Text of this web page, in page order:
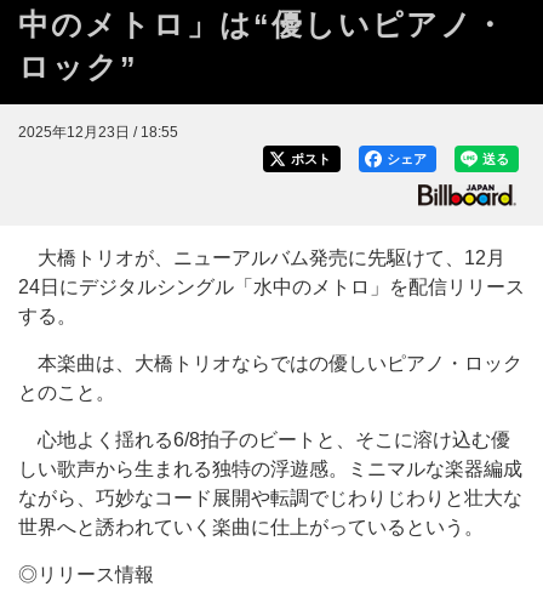
中のメトロ」は“優しいピアノ・
ロック”
2025年12月23日 / 18:55
送る
シェア
ポスト
大橋トリオが、ニューアルバム発売に先駆けて、12月
24日にデジタルシングル「水中のメトロ」を配信リリース
する。
本楽曲は、大橋トリオならではの優しいピアノ・ロック
とのこと。
心地よく揺れる6/8拍子のビートと、そこに溶け込む優
しい歌声から生まれる独特の浮遊感。ミニマルな楽器編成
ながら、巧妙なコード展開や転調でじわりじわりと壮大な
世界へと誘われていく楽曲に仕上がっているという。
◎リリース情報